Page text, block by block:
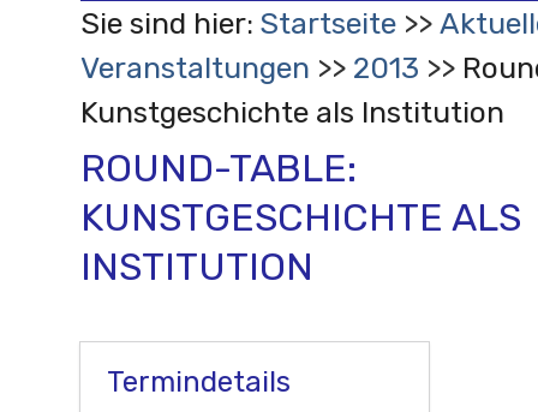
Sie sind hier: Startseite
Veranstaltungen
2013
Kunstgeschichte als Institution
ROUND-TABLE:
KUNSTGESCHICHTE ALS
INSTITUTION
Termindetails